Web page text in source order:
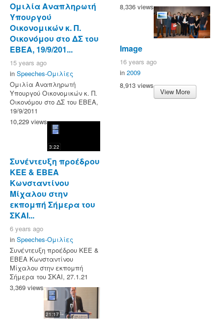
Ομιλία Αναπληρωτή
Υπουργού
Οικονομικών κ. Π.
Οικονόμου στο ΔΣ του
ΕΒΕΑ, 19/9/201...
15 years ago
in Speeches-Ομιλίες
Ομιλία Αναπληρωτή
Υπουργού Οικονομικών κ. Π.
Οικονόμου στο ΔΣ του ΕΒΕΑ,
19/9/2011
10,229 views
3:22
Συνέντευξη προέδρου
ΚΕΕ & ΕΒΕΑ
Κωνσταντίνου
Μίχαλου στην
εκπομπή Σήμερα του
ΣΚΑΙ...
6 years ago
in Speeches-Ομιλίες
Συνέντευξη προέδρου ΚΕΕ &
ΕΒΕΑ Κωνσταντίνου
Μίχαλου στην εκπομπή
Σήμερα του ΣΚΑΙ, 27.1.21
3,369 views
21:17
8,336 views
Image
16 years ago
in 2009
8,913 views
View More